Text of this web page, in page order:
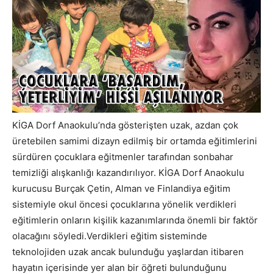
KİGA Dorf Anaokulu’nda gösterişten uzak, azdan çok
üretebilen samimi dizayn edilmiş bir ortamda eğitimlerini
sürdüren çocuklara eğitmenler tarafından sonbahar
temizliği alışkanlığı kazandırılıyor. KİGA Dorf Anaokulu
kurucusu Burçak Çetin, Alman ve Finlandiya eğitim
sistemiyle okul öncesi çocuklarına yönelik verdikleri
eğitimlerin onların kişilik kazanımlarında önemli bir faktör
olacağını söyledi.Verdikleri eğitim sisteminde
teknolojiden uzak ancak bulunduğu yaşlardan itibaren
hayatın içerisinde yer alan bir öğreti bulunduğunu